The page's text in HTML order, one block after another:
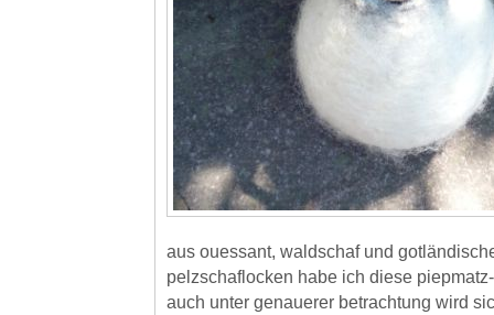
aus ouessant, waldschaf und
pelzschaflocken habe ich diese
auch unter genauerer betrachtung wird